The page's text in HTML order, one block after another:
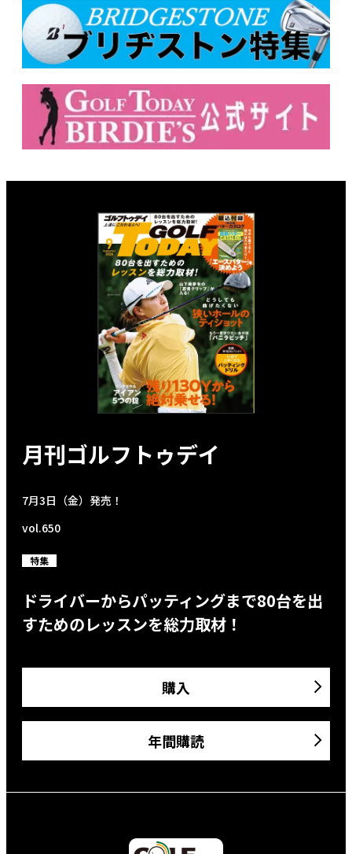
月刊ゴルフトゥデイ
7月3日（金）発売！
vol.650
特集
ドライバーからパッティングまで80台を出
すためのレッスンを総力取材！
購入
年間購読